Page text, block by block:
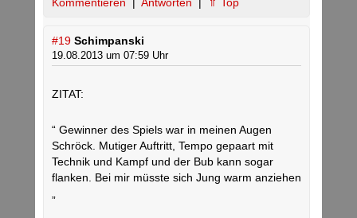
#19 Schimpanski
19.08.2013 um 07:59 Uhr
ZITAT:
“ Gewinner des Spiels war in meinen Augen
Schröck. Mutiger Auftritt, Tempo gepaart mit
Technik und Kampf und der Bub kann sogar
flanken. Bei mir müsste sich Jung warm anziehen